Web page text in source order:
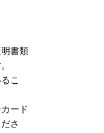
書類
こ
ード
さ